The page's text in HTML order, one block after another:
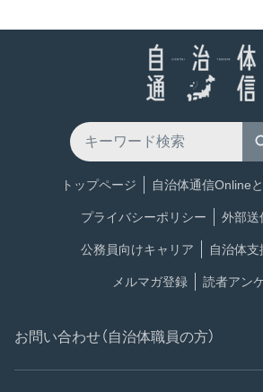
トップページ 自治体通信Online
プライバシーポリシー 外部送
公務員向けキャリア 自治体
メルマガ登録 読者アン
お問い合わせ（自治体職員の方）